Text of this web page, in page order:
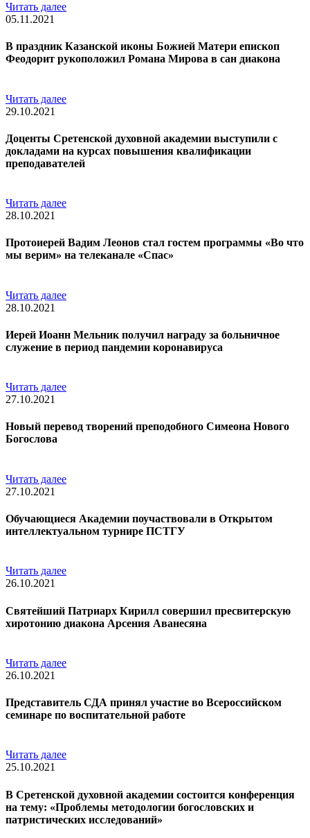
Читать далее
05.11.2021
В праздник Казанской иконы Божией Матери епископ
Феодорит рукоположил Романа Мирова в сан диакона
Читать далее
29.10.2021
Доценты Сретенской духовной академии выступили с
докладами на курсах повышения квалификации
преподавателей
Читать далее
28.10.2021
Протоиерей Вадим Леонов стал гостем программы «Во что
мы верим» на телеканале «Спас»
Читать далее
28.10.2021
Иерей Иоанн Мельник получил награду за больничное
служение в период пандемии коронавируса
Читать далее
27.10.2021
Новый перевод творений преподобного Симеона Нового
Богослова
Читать далее
27.10.2021
Обучающиеся Академии поучаствовали в Открытом
интеллектуальном турнире ПСТГУ
Читать далее
26.10.2021
Святейший Патриарх Кирилл совершил пресвитерскую
хиротонию диакона Арсения Аванесяна
Читать далее
26.10.2021
Представитель СДА принял участие во Всероссийском
семинаре по воспитательной работе
Читать далее
25.10.2021
В Сретенской духовной академии состоится конференция
на тему: «Проблемы методологии богословских и
патристических исследований»